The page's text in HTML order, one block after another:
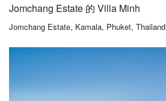
Jomchang Estate 的 Villa Minh
Jomchang Estate, Kamala, Phuket, Thailand